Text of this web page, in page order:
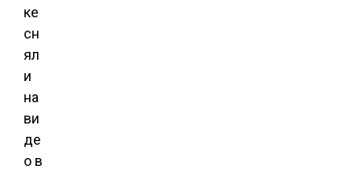
ке
сн
ял
и
на
ви
де
о в